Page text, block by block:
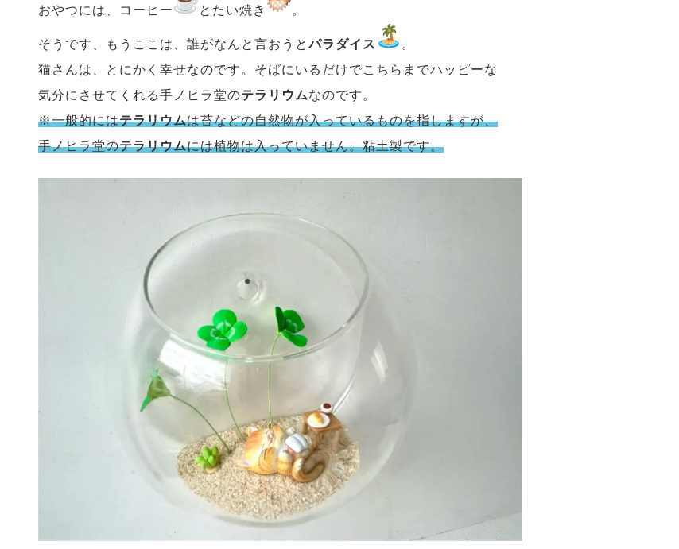
おやつには、コーヒー とたい焼き 。
そうです、もうここは、誰がなんと言おうとパラダイス
。
猫さんは、とにかく幸せなのです。そばにいるだけでこちらまでハッピーな
気分にさせてくれる手ノヒラ堂のテラリウムなのです。
※一般的にはテラリウムは苔などの自然物が入っているものを指しますが、
手ノヒラ堂のテラリウムには植物は入っていません。粘土製です。